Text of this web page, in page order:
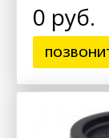
0 руб.